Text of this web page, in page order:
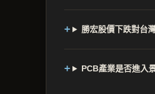
勝宏股價下跌對台
PCB產業是否進入